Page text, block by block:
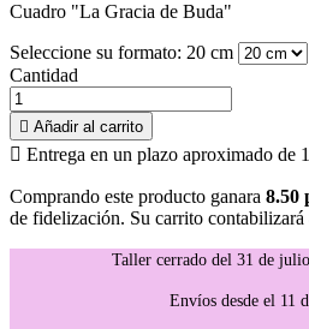
Cuadro "La Gracia de Buda"
Seleccione su formato: 20 cm
Cantidad
 Añadir al carrito
 Entrega en un plazo aproximado de
Comprando este producto ganara 8.50
de fidelización. Su carrito contabilizará
Taller cerrado del 31 de
Envíos desde el 11